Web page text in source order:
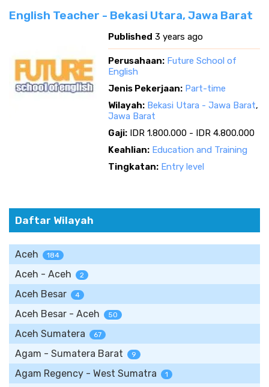
English Teacher - Bekasi Utara, Jawa Barat
Published 3 years ago
Perusahaan: Future School of
English
Jenis Pekerjaan: Part-time
Wilayah: Bekasi Utara - Jawa Barat,
Jawa Barat
Gaji: IDR 1.800.000 - IDR 4.800.000
Keahlian: Education and Training
Tingkatan: Entry level
Daftar Wilayah
Aceh 184
Aceh - Aceh 2
Aceh Besar 4
Aceh Besar - Aceh 50
Aceh Sumatera 67
Agam - Sumatera Barat 9
Agam Regency - West Sumatra 1